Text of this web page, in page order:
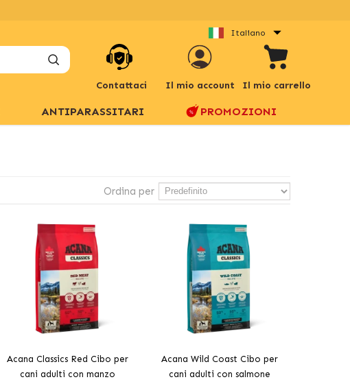
Italiano
Contattaci Il mio account Il mio carrello
ANTIPARASSITARI PROMOZIONI
Ordina per
Acana Classics Red Cibo per
cani adulti con manzo
Acana Wild Coast Cibo per
cani adulti con salmone